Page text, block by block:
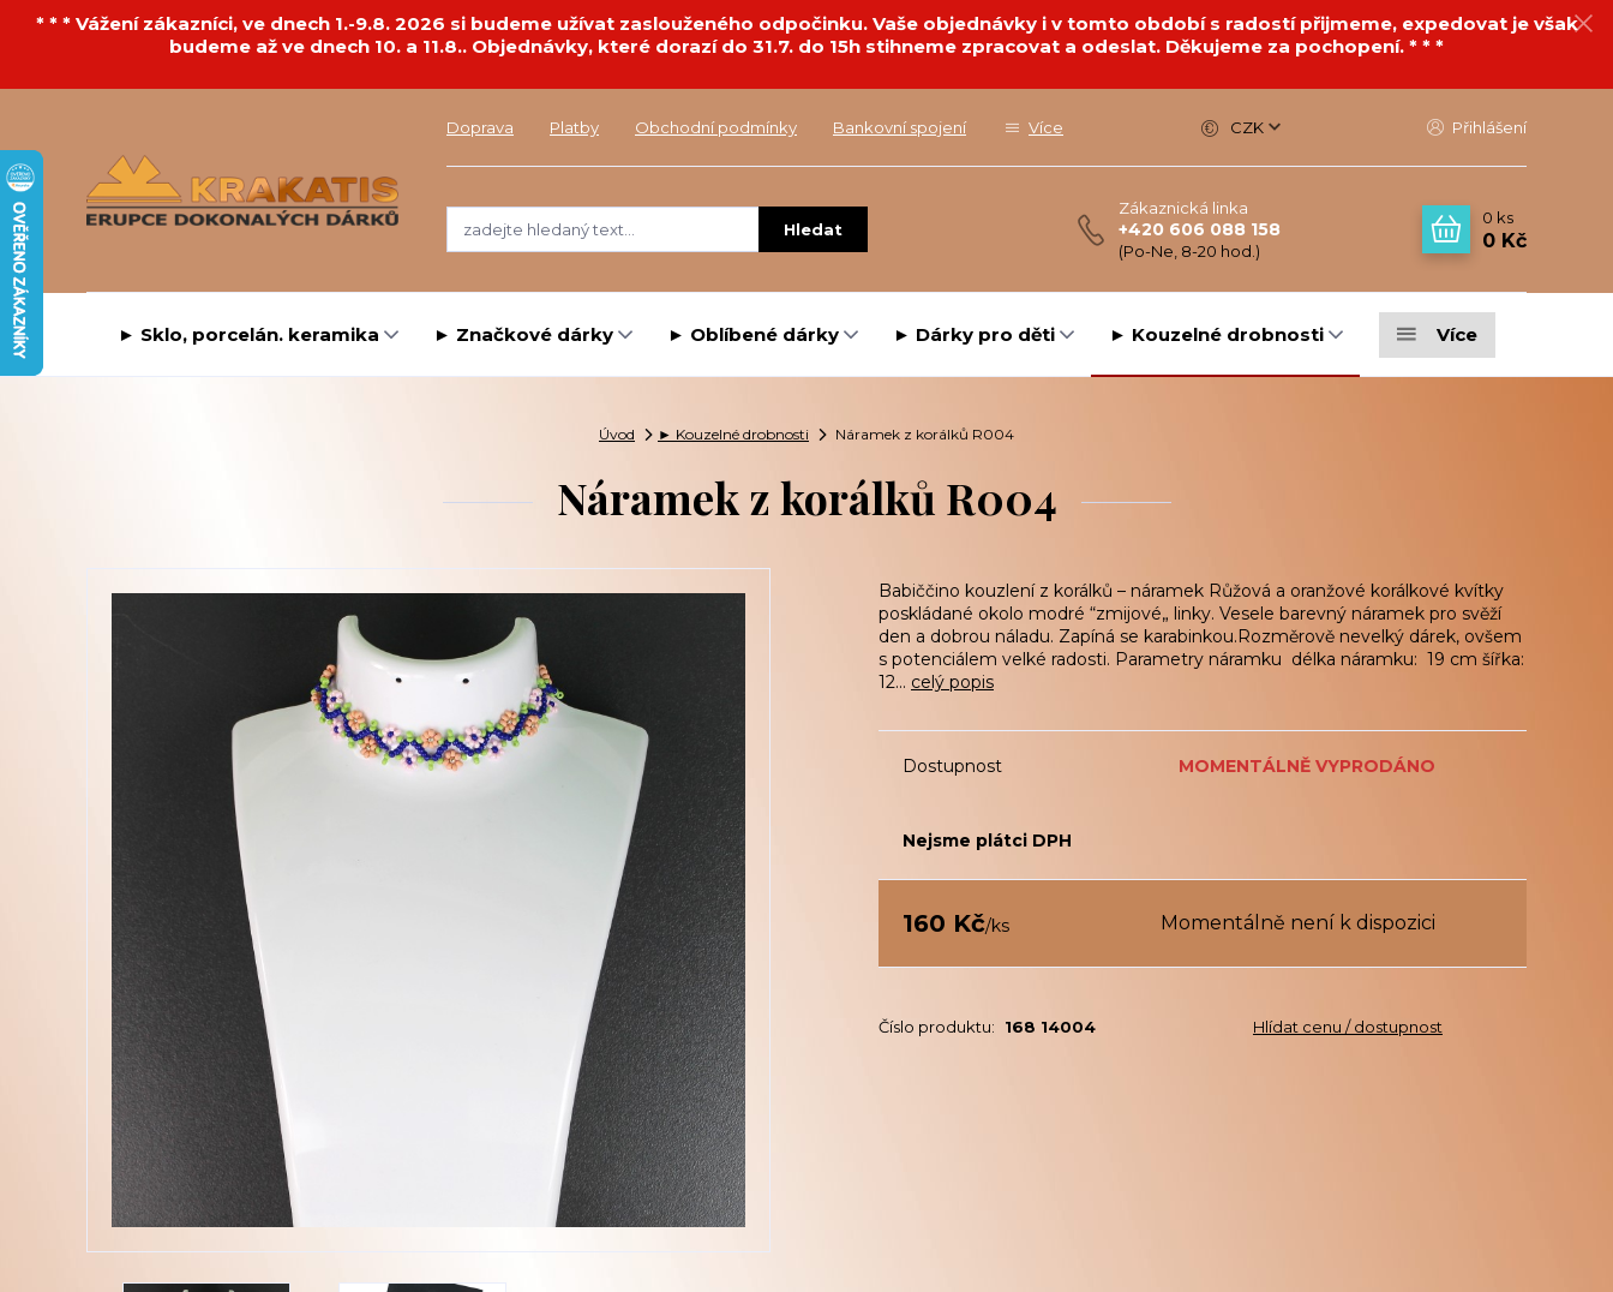
* * * Vážení zákazníci, ve dnech 1.-9.8. 2026 si budeme užívat zaslouženého odpočinku. Vaše objednávky i v tomto období s radostí přijmeme, expedovat je však
budeme až ve dnech 10. a 11.8.. Objednávky, které dorazí do 31.7. do 15h stihneme zpracovat a odeslat. Děkujeme za pochopení. * * *
Doprava Platby Obchodní podmínky Bankovní spojení Více CZK Přihlášení
Hledat
Zákaznická linka
+420 606 088 158
(Po-Ne, 8-20 hod.)
0 ks
0 Kč
► Sklo, porcelán. keramika ► Značkové dárky ► Oblíbené dárky ► Dárky pro děti ► Kouzelné drobnosti Více
Úvod ► Kouzelné drobnosti Náramek z korálků R004
Náramek z korálků R004
Babiččino kouzlení z korálků – náramek Růžová a oranžové korálkové kvítky
poskládané okolo modré “zmijové„ linky. Vesele barevný náramek pro svěží
den a dobrou náladu. Zapíná se karabinkou.Rozměrově nevelký dárek, ovšem
s potenciálem velké radosti. Parametry náramku délka náramku: 19 cm šířka:
12... celý popis
Dostupnost MOMENTÁLNĚ VYPRODÁNO
Nejsme plátci DPH
160 Kč/ks Momentálně není k dispozici
Číslo produktu: 168 14004 Hlídat cenu / dostupnost